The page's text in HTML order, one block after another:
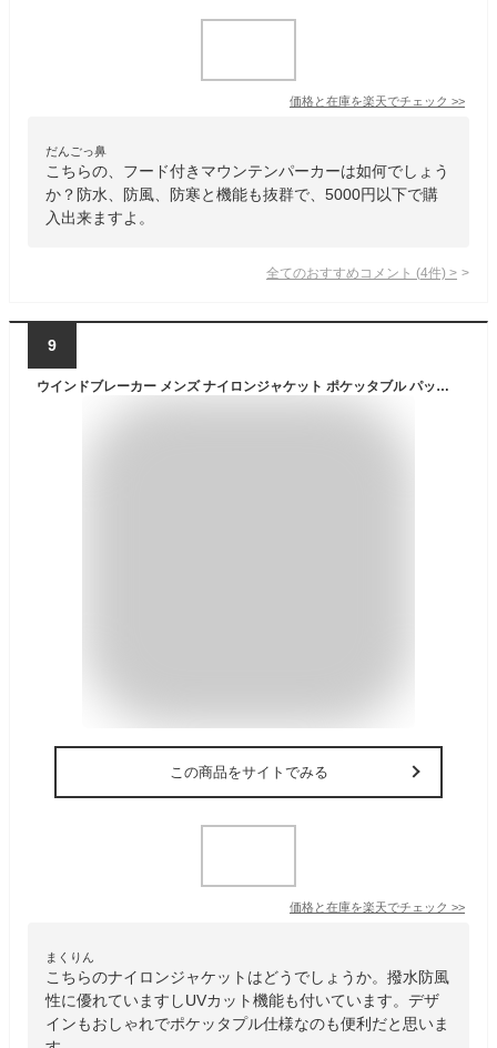
価格と在庫を楽天でチェック >>
だんごっ鼻
こちらの、フード付きマウンテンパーカーは如何でしょう
か？防水、防風、防寒と機能も抜群で、5000円以下で購
入出来ますよ。
全てのおすすめコメント (4件) >
9
ウインドブレーカー メンズ ナイロンジャケット ポケッタブル パッカブル フード 撥水 防風 UVカット コンパクト 携帯 メール便のみ送料無料2♪
この商品をサイトでみる
価格と在庫を楽天でチェック >>
まくりん
こちらのナイロンジャケットはどうでしょうか。撥水防風
性に優れていますしUVカット機能も付いています。デザ
インもおしゃれでポケッタプル仕様なのも便利だと思いま